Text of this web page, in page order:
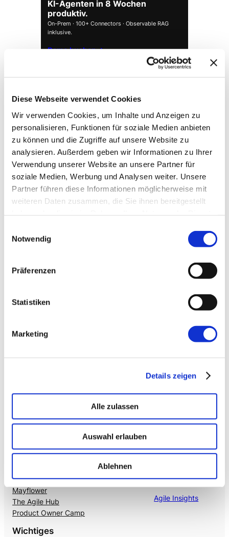
Diese Webseite verwendet Cookies
Wir verwenden Cookies, um Inhalte und Anzeigen zu
personalisieren, Funktionen für soziale Medien anbieten
zu können und die Zugriffe auf unsere Website zu
analysieren. Außerdem geben wir Informationen zu Ihrer
Verwendung unserer Website an unsere Partner für
soziale Medien, Werbung und Analysen weiter. Unsere
Partner führen diese Informationen möglicherweise mit
weiteren Daten zusammen, die Sie ihnen bereitgestellt
Notwendig
Präferenzen
Statistiken
Marketing
Details zeigen
Alle zulassen
Auswahl erlauben
Ablehnen
KI-Agenten in 8 Wochen
produktiv.
On-Prem · 100+ Connectors · Observable RAG
inklusive.
Demo buchen →
mAIstack→ FOUNDATION
KI-Fundament für Unternehmen. On-prem.
Einsatzbereit in Wochen, nicht Quartalen.
Citizen Developer bauen Apps, IT hält die Kontrolle.
Enterprise VoiceAI
gängigen Telefonanlagen.
Mayflower
The Agile Hub
Product Owner Camp
Agile Insights
Wichtiges